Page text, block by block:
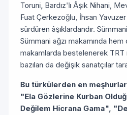
Toruni, Bardız'lı Âşık Nihani,
Fuat Çerkezoğlu, İhsan
sürdüren âşıklardandır.
Sümmani ağzı makamında
makamlarda bestelenerek TRT
bazılan da değişik sanatçılar
Bu türkülerden en
"Ela Gözlerine Kurban
Değilem Hicrana Gama",